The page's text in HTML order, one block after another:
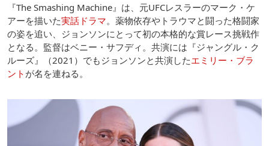
『The Smashing Machine』は、元UFCレスラーのマーク・ケ
アーを描いた実話ドラマ。薬物依存やトラウマと闘った格闘家
の姿を追い、ジョンソンにとって初の本格的な賞レース挑戦作
となる。監督はベニー・サフディ。共演には『ジャングル・ク
ルーズ』（2021）でもジョンソンと共演したエミリー・ブラ
ント が名を連ねる。